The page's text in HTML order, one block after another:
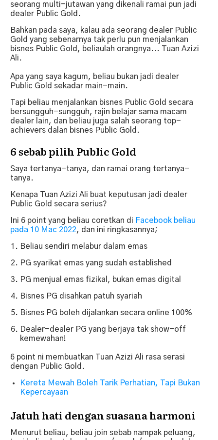
seorang multi-jutawan yang dikenali ramai pun jadi
dealer Public Gold.
Bahkan pada saya, kalau ada seorang dealer Public
Gold yang sebenarnya tak perlu pun menjalankan
bisnes Public Gold, beliaulah orangnya... Tuan Azizi
Ali.
Apa yang saya kagum, beliau bukan jadi dealer
Public Gold sekadar main-main.
Tapi beliau menjalankan bisnes Public Gold secara
bersungguh-sungguh, rajin belajar sama macam
dealer lain, dan beliau juga salah seorang top-
achievers dalan bisnes Public Gold.
6 sebab pilih Public Gold
Saya tertanya-tanya, dan ramai orang tertanya-
tanya.
Kenapa Tuan Azizi Ali buat keputusan jadi dealer
Public Gold secara serius?
Ini 6 point yang beliau coretkan di Facebook beliau
pada 10 Mac 2022, dan ini ringkasannya;
Beliau sendiri melabur dalam emas
PG syarikat emas yang sudah established
PG menjual emas fizikal, bukan emas digital
Bisnes PG disahkan patuh syariah
Bisnes PG boleh dijalankan secara online 100%
Dealer-dealer PG yang berjaya tak show-off
kemewahan!
6 point ni membuatkan Tuan Azizi Ali rasa serasi
dengan Public Gold.
Kereta Mewah Boleh Tarik Perhatian, Tapi Bukan
Kepercayaan
Jatuh hati dengan suasana harmoni
Menurut beliau, beliau join sebab nampak peluang,